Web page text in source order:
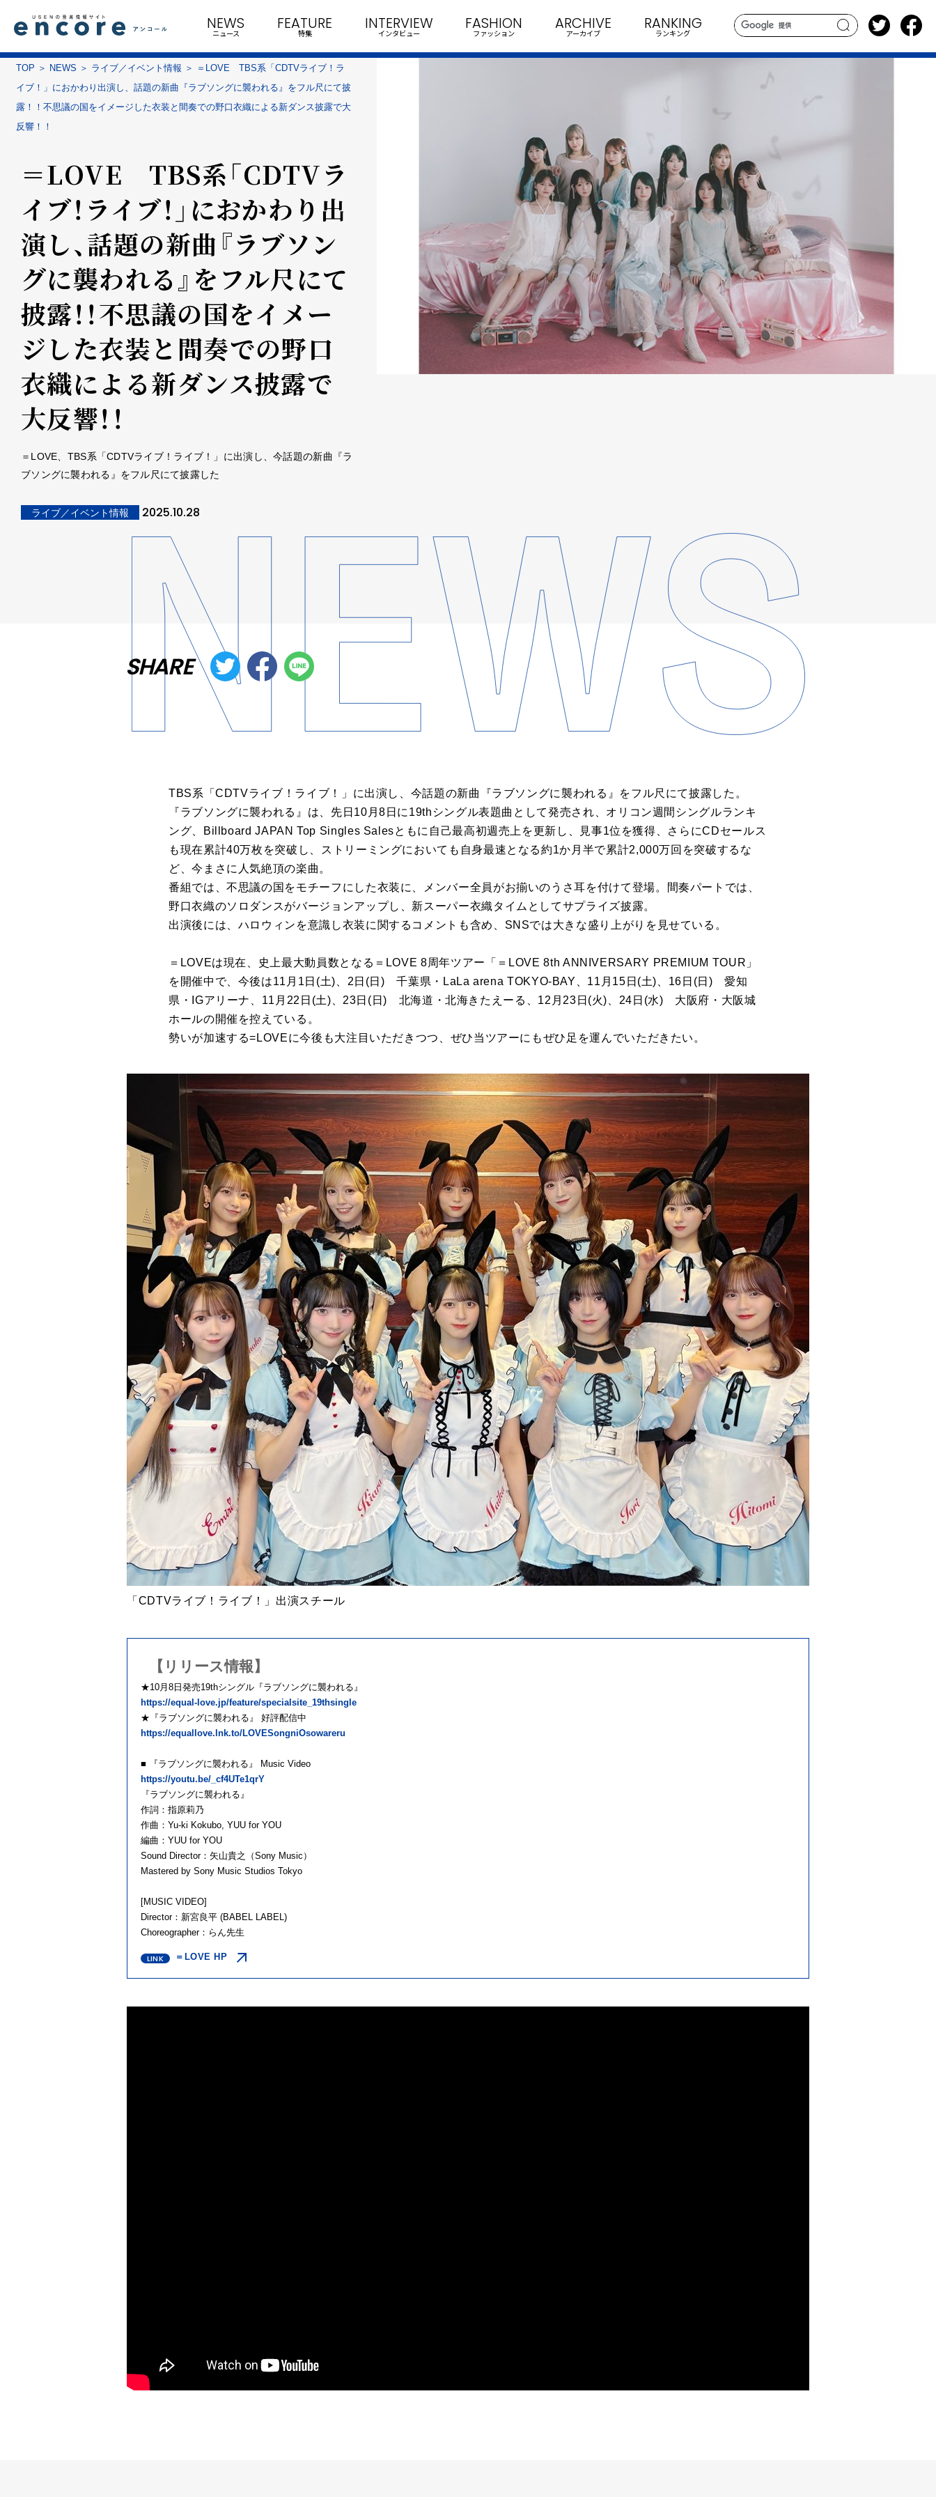
search
NEWS
ニュース
FEATURE
特集
INTERVIEW
インタビュー
FASHION
ファッション
ARCHIVE
アーカイブ
RANKING
ランキング
TOP NEWS ライブ／イベント情報
＝LOVE TBS系「CDTVライブ！ラ
イブ！」におかわり出演し、話題の新曲『ラブソングに襲われる』をフル尺にて披
露！！不思議の国をイメージした衣装と間奏での野口衣織による新ダンス披露で大
反響！！
＝LOVE TBS系「CDTVラ
イブ！ライブ！」におかわり出
演し、話題の新曲『ラブソン
グに襲われる』をフル尺にて
披露！！不思議の国をイメー
ジした衣装と間奏での野口
衣織による新ダンス披露で
大反響！！
＝LOVE、TBS系「CDTVライブ！ライブ！」に出演し、今話題の新曲『ラ
ブソングに襲われる』をフル尺にて披露した
ライブ／イベント情報 2025.10.28
SHARE
TBS系「CDTVライブ！ライブ！」に出演し、今話題の新曲『ラブソングに襲われる』をフル尺にて披露した。
『ラブソングに襲われる』は、先日10月8日に19thシングル表題曲として発売され、オリコン週間シングルランキ
ング、Billboard JAPAN Top Singles Salesともに自己最高初週売上を更新し、見事1位を獲得、さらにCDセールス
も現在累計40万枚を突破し、ストリーミングにおいても自身最速となる約1か月半で累計2,000万回を突破するな
ど、今まさに人気絶頂の楽曲。
番組では、不思議の国をモチーフにした衣装に、メンバー全員がお揃いのうさ耳を付けて登場。間奏パートでは、
野口衣織のソロダンスがバージョンアップし、新スーパー衣織タイムとしてサプライズ披露。
出演後には、ハロウィンを意識し衣装に関するコメントも含め、SNSでは大きな盛り上がりを見せている。
＝LOVEは現在、史上最大動員数となる＝LOVE 8周年ツアー「＝LOVE 8th ANNIVERSARY PREMIUM TOUR」
を開催中で、今後は11月1日(土)、2日(日) 千葉県・LaLa arena TOKYO-BAY、11月15日(土)、16日(日) 愛知
県・IGアリーナ、11月22日(土)、23日(日) 北海道・北海きたえーる、12月23日(火)、24日(水) 大阪府・大阪城
ホールの開催を控えている。
勢いが加速する=LOVEに今後も大注目いただきつつ、ぜひ当ツアーにもぜひ足を運んでいただきたい。
「CDTVライブ！ライブ！」出演スチール
【リリース情報】
★10月8日発売19thシングル『ラブソングに襲われる』
https://equal-love.jp/feature/specialsite_19thsingle
★『ラブソングに襲われる』 好評配信中
https://equallove.lnk.to/LOVESongniOsowareru
■ 『ラブソングに襲われる』 Music Video
https://youtu.be/_cf4UTe1qrY
『ラブソングに襲われる』
作詞：指原莉乃
作曲：Yu-ki Kokubo, YUU for YOU
編曲：YUU for YOU
Sound Director：矢山貴之（Sony Music）
Mastered by Sony Music Studios Tokyo
[MUSIC VIDEO]
Director：新宮良平 (BABEL LABEL)
Choreographer：らん先生
＝LOVE HP